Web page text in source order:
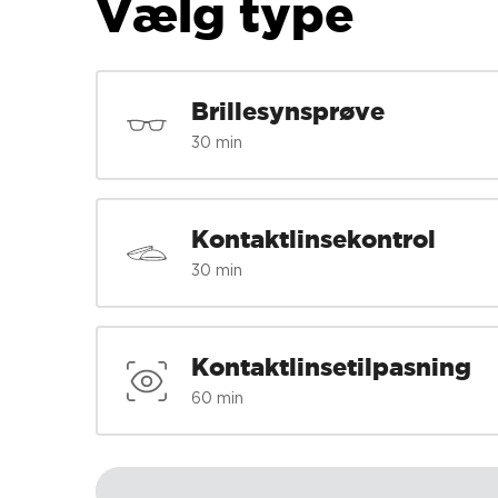
Vælg type
Brillesynsprøve
30 min
Kontaktlinsekontrol
30 min
Kontaktlinsetilpasning
60 min